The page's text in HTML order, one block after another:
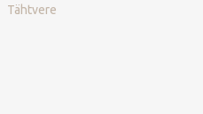
Tähtvere